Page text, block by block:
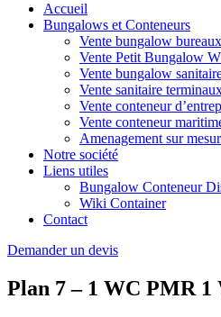
Accueil
Bungalows et Conteneurs
Vente bungalow bureaux
Vente Petit Bungalow
Vente bungalow
Vente sanitaire
Vente conteneur
Vente conteneur
Amenagement sur
Notre société
Liens utiles
Bungalow Conteneur
Wiki Container
Contact
Demander un devis
Plan 7 – 1 WC PMR 1